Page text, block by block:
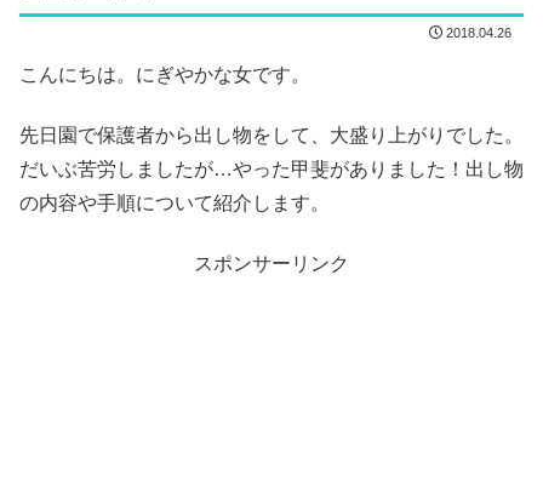
2018.04.26
こんにちは。にぎやかな女です。
先日園で保護者から出し物をして、大盛り上がりでした。
だいぶ苦労しましたが…やった甲斐がありました！出し物
の内容や手順について紹介します。
スポンサーリンク